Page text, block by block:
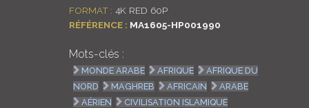
FORMAT : 4K RED 60P
RÉFÉRENCE : MA1605-HP001990
Mots-clés :
MONDE ARABE AFRIQUE
AFRIQUE DU
NORD
MAGHREB AFRICAIN
ARABE
AÉRIEN
CIVILISATION ISLAMIQUE